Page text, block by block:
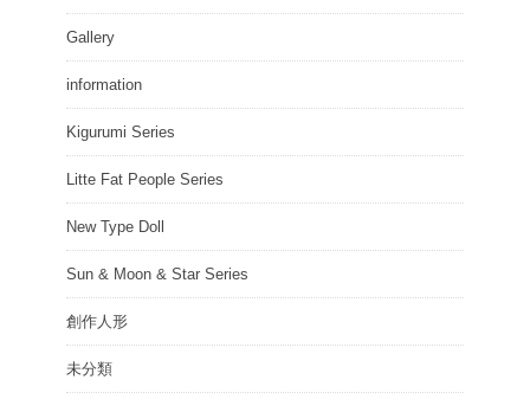
Gallery
information
Kigurumi Series
Litte Fat People Series
New Type Doll
Sun & Moon & Star Series
創作人形
未分類